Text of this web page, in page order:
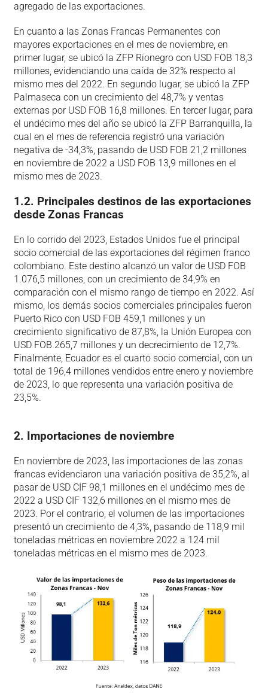
agregado de las exportaciones.
En cuanto a las Zonas Francas Permanentes con
mayores exportaciones en el mes de noviembre, en
primer lugar, se ubicó la ZFP Rionegro con USD FOB 18,3
millones, evidenciando una caída de 32% respecto al
mismo mes del 2022. En segundo lugar, se ubicó la ZFP
Palmaseca con un crecimiento del 48,7% y ventas
externas por USD FOB 16,8 millones. En tercer lugar, para
el undécimo mes del año se ubicó la ZFP Barranquilla, la
cual en el mes de referencia registró una variación
negativa de -34,3%, pasando de USD FOB 21,2 millones
en noviembre de 2022 a USD FOB 13,9 millones en el
mismo mes de 2023.
1.2. Principales destinos de las exportaciones
desde Zonas Francas
En lo corrido del 2023, Estados Unidos fue el principal
socio comercial de las exportaciones del régimen franco
colombiano. Este destino alcanzó un valor de USD FOB
1.076,5 millones, con un crecimiento de 34,9% en
comparación con el mismo rango de tiempo en 2022. Así
mismo, los demás socios comerciales principales fueron
Puerto Rico con USD FOB 459,1 millones y un
crecimiento significativo de 87,8%, la Unión Europea con
USD FOB 265,7 millones y un decrecimiento de 12,7%.
Finalmente, Ecuador es el cuarto socio comercial, con un
total de 196,4 millones vendidos entre enero y noviembre
de 2023, lo que representa una variación positiva de
23,5%.
2. Importaciones de noviembre
En noviembre de 2023, las importaciones de las zonas
francas evidenciaron una variación positiva de 35,2%, al
pasar de USD CIF 98,1 millones en el undécimo mes de
2022 a USD CIF 132,6 millones en el mismo mes de
2023. Por el contrario, el volumen de las importaciones
presentó un crecimiento de 4,3%, pasando de 118,9 mil
toneladas métricas en noviembre 2022 a 124 mil
toneladas métricas en el mismo mes de 2023.